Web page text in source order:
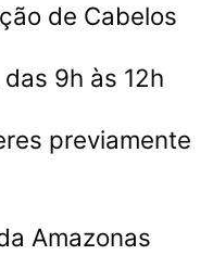
de Cabelos
9h às 12h
previamente
Amazonas